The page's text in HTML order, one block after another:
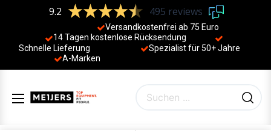
9.2 495 reviews
Versandkostenfrei ab 75 Euro
14 Tagen kostenlose Rücksendung
Schnelle Lieferung
Spezialist für 50+ Jahre
A-Marken